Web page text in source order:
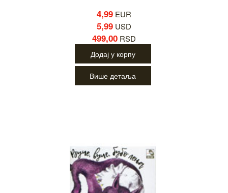
4,99 EUR
5,99 USD
499,00 RSD
Додај у корпу
Више детаља